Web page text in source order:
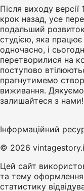
Після виходу
крок назад, усе
подальший
студією, яка
одночасно, і
перетворилися на
поступово
прагнутимемо
виживання.
залишайтеся з
Інформаційний
© 2026
Цей сайт
та тему
статистику